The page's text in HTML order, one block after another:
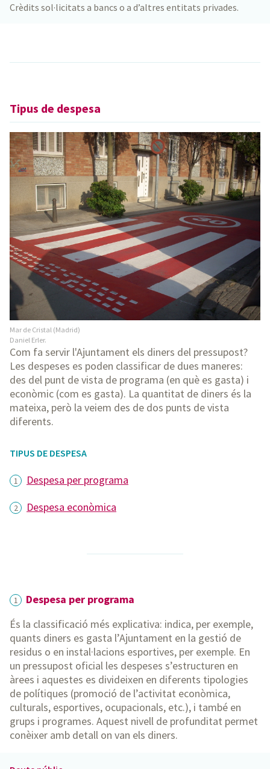
Crèdits sol·licitats a bancs o a d’altres entitats privades.
Tipus de despesa
Mar de Cristal (Madrid)
Daniel Erler.
Com fa servir l'Ajuntament els diners del pressupost?
Les despeses es poden classificar de dues maneres:
des del punt de vista de programa (en què es gasta) i
econòmic (com es gasta). La quantitat de diners és la
mateixa, però la veiem des de dos punts de vista
diferents.
TIPUS DE DESPESA
Despesa per programa
Despesa econòmica
1
Despesa per programa
És la classificació més explicativa: indica, per exemple,
quants diners es gasta l’Ajuntament en la gestió de
residus o en instal·lacions esportives, per exemple. En
un pressupost oficial les despeses s’estructuren en
àrees i aquestes es divideixen en diferents tipologies
de polítiques (promoció de l’activitat econòmica,
culturals, esportives, ocupacionals, etc.), i també en
grups i programes. Aquest nivell de profunditat permet
conèixer amb detall on van els diners.